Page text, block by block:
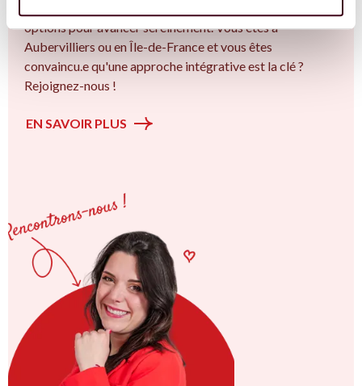
options pour avancer sereinement. Vous êtes à
Aubervilliers ou en Île-de-France et vous êtes
convaincu.e qu'une approche intégrative est la clé ?
Rejoignez-nous !
EN SAVOIR PLUS